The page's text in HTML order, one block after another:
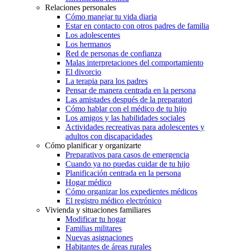
Relaciones personales
Cómo manejar tu vida diaria
Estar en contacto con otros padres de familia
Los adolescentes
Los hermanos
Red de personas de confianza
Malas interpretaciones del comportamiento
El divorcio
La terapia para los padres
Pensar de manera centrada en la persona
Las amistades después de la preparatori
Cómo hablar con el médico de tu hijo
Los amigos y las habilidades sociales
Actividades recreativas para adolescentes y
adultos con discapacidades
Cómo planificar y organizarte
Preparativos para casos de emergencia
Cuando ya no puedas cuidar de tu hijo
Planificación centrada en la persona
Hogar médico
Cómo organizar los expedientes médicos
El registro médico electrónico
Vivienda y situaciones familiares
Modificar tu hogar
Familias militares
Nuevas asignaciones
Habitantes de áreas rurales